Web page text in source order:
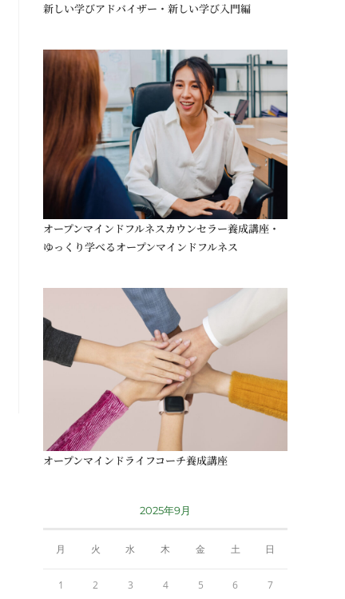
新しい学びアドバイザー・新しい学び入門編
オープンマインドフルネスカウンセラー養成講座・
ゆっくり学べるオープンマインドフルネス
オープンマインドライフコーチ養成講座
2025年9月
月 火 水 木 金 土 日
1 2 3 4 5 6 7